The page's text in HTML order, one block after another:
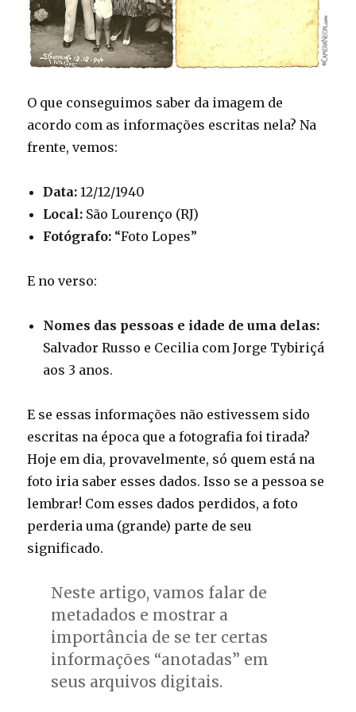
O que conseguimos saber da imagem de
acordo com as informações escritas nela? Na
frente, vemos:
Data: 12/12/1940
Local: São Lourenço (RJ)
Fotógrafo: “Foto Lopes”
E no verso:
Nomes das pessoas e idade de uma delas:
Salvador Russo e Cecilia com Jorge Tybiriçá
aos 3 anos.
E se essas informações não estivessem sido
escritas na época que a fotografia foi tirada?
Hoje em dia, provavelmente, só quem está na
foto iria saber esses dados. Isso se a pessoa se
lembrar! Com esses dados perdidos, a foto
perderia uma (grande) parte de seu
significado.
Neste artigo, vamos falar de
metadados e mostrar a
importância de se ter certas
informações “anotadas” em
seus arquivos digitais.